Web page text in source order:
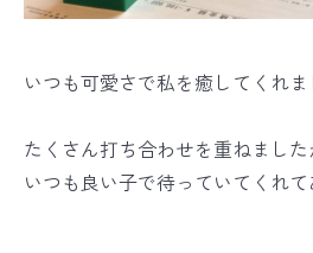
いつも可愛さで私を癒してくれま
たくさん打ち合わせを重ねました
いつも良い子で待っていてくれて